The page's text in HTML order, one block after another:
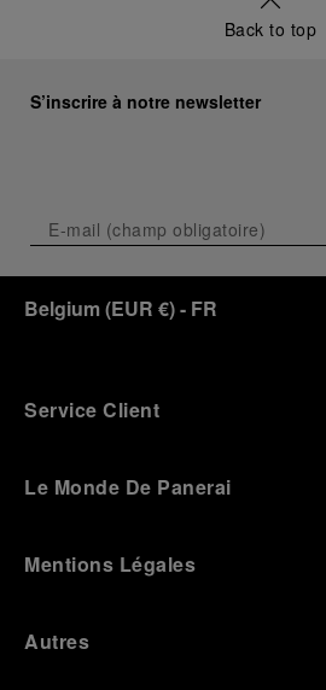
Back to top
S’inscrire à notre newsletter
Belgium (EUR €)- FR
Service Client
Le Monde De Panerai
Mentions Légales
Autres